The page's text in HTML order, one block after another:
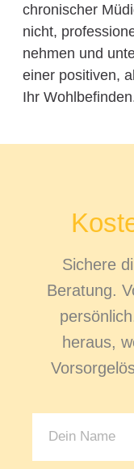
chronischer
nicht,
nehmen und
einer positiven,
Ihr
Sichere
Beratung.
heraus,